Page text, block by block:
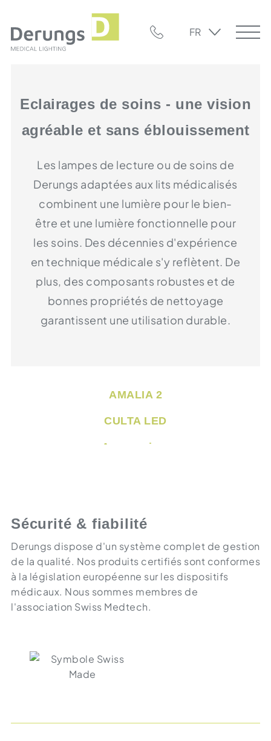
FR
Eclairages de soins - une vision
agréable et sans éblouissement
Les lampes de lecture ou de soins de
Derungs adaptées aux lits médicalisés
combinent une lumière pour le bien-
être et une lumière fonctionnelle pour
les soins. Des décennies d'expérience
en technique médicale s'y reflètent. De
plus, des composants robustes et de
bonnes propriétés de nettoyage
garantissent une utilisation durable.
AMALIA 2
CULTA LED
Accessoires
Sécurité & fiabilité
Derungs dispose d'un système complet de gestion
de la qualité. Nos produits certifiés sont conformes
à la législation européenne sur les dispositifs
médicaux. Nous sommes membres de
l'association Swiss Medtech.